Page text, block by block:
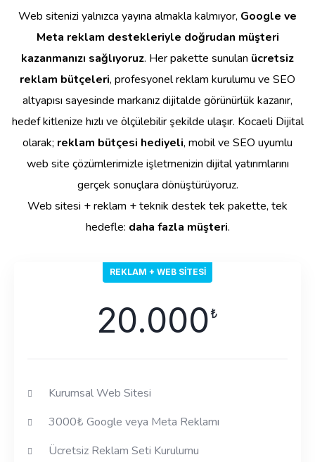
Web sitenizi yalnızca yayına almakla kalmıyor, Google ve
Meta reklam destekleriyle doğrudan müşteri
kazanmanızı sağlıyoruz. Her pakette sunulan ücretsiz
reklam bütçeleri, profesyonel reklam kurulumu ve SEO
altyapısı sayesinde markanız dijitalde görünürlük kazanır,
hedef kitlenize hızlı ve ölçülebilir şekilde ulaşır. Kocaeli Dijital
olarak; reklam bütçesi hediyeli, mobil ve SEO uyumlu
web site çözümlerimizle işletmenizin dijital yatırımlarını
gerçek sonuçlara dönüştürüyoruz.
Web sitesi + reklam + teknik destek tek pakette, tek
hedefle: daha fazla müşteri.
REKLAM + WEB SITESI
20.000₺
Kurumsal Web Sitesi
3000₺ Google veya Meta Reklamı
Ücretsiz Reklam Seti Kurulumu